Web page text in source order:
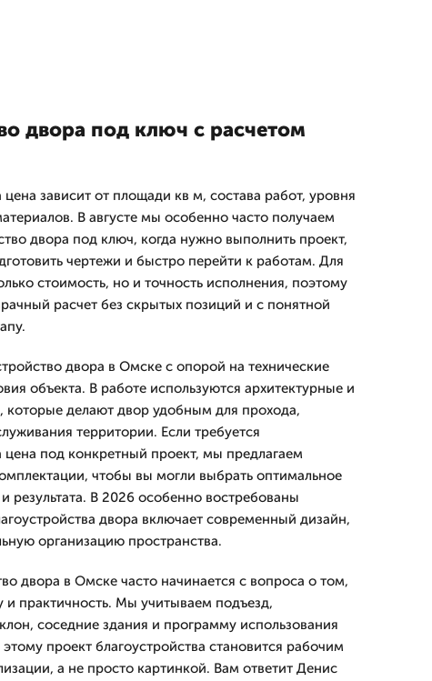
двора под ключ с расчетом
цена зависит от площади кв м, состава работ, уровня
В августе мы особенно часто получаем
двора под ключ, когда нужно выполнить проект,
чертежи и быстро перейти к работам. Для
стоимость, но и точность исполнения, поэтому
расчет без скрытых позиций и с понятной
двора в Омске с опорой на технические
объекта. В работе используются архитектурные и
делают двор удобным для прохода,
территории. Если требуется
цена под конкретный проект, мы предлагаем
чтобы вы могли выбрать оптимальное
результата. В 2026 особенно востребованы
двора включает современный дизайн,
организацию пространства.
двора в Омске часто начинается с вопроса о том,
и практичность. Мы учитываем подъезд,
соседние здания и программу использования
проект благоустройства становится рабочим
а не просто картинкой. Вам ответит Денис